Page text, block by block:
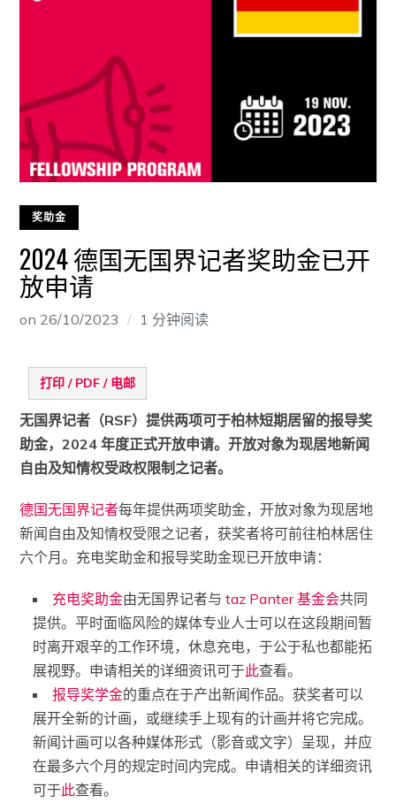
奖助金
2024 德国无国界记者奖助金已开
放申请
on 26/10/2023 1 分钟阅读
打印 / PDF / 电邮
无国界记者（RSF）提供两项可于柏林短期居留的报导奖
助金，2024 年度正式开放申请。开放对象为现居地新闻
自由及知情权受政权限制之记者。
德国无国界记者每年提供两项奖助金，开放对象为现居地
新闻自由及知情权受限之记者，获奖者将可前往柏林居住
六个月。充电奖助金和报导奖助金现已开放申请：
充电奖助金由无国界记者与taz Panter 基金会共同
提供。平时面临风险的媒体专业人士可以在这段期间暂
时离开艰辛的工作环境，休息充电，于公于私也都能拓
展视野。申请相关的详细资讯可于此查看。
报导奖学金的重点在于产出新闻作品。获奖者可以
展开全新的计画，或继续手上现有的计画并将它完成。
新闻计画可以各种媒体形式（影音或文字）呈现，并应
在最多六个月的规定时间内完成。申请相关的详细资讯
可于此查看。